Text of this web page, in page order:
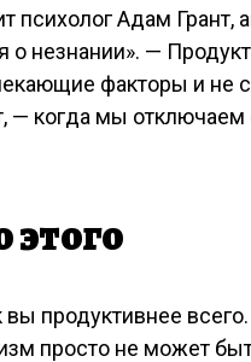
Адам Грант,
незнании». —
факторы и не
— когда мы
этого
продуктивнее
просто не может